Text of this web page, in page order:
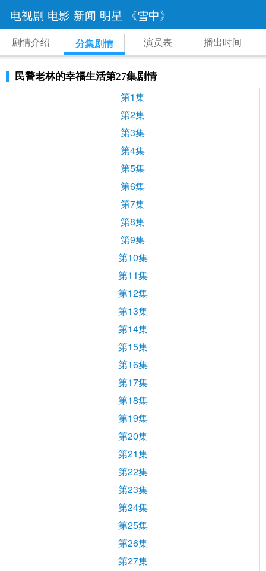
电视剧 电影 新闻 明星 《雪中》
剧情介绍 分集剧情 演员表 播出时间
民警老林的幸福生活第27集剧情
第1集
第2集
第3集
第4集
第5集
第6集
第7集
第8集
第9集
第10集
第11集
第12集
第13集
第14集
第15集
第16集
第17集
第18集
第19集
第20集
第21集
第22集
第23集
第24集
第25集
第26集
第27集